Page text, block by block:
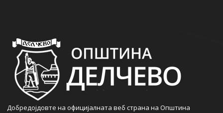
Добредојдовте на официјалната веб страна на Општина